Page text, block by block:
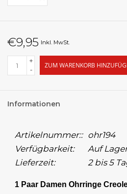
€9,95 Inkl. MwSt.
+
-
ZUM WARENKORB
Informationen
Artikelnummer:: ohr194
Verfügbarkeit:
Auf
Lieferzeit:
2 bis 5
1 Paar Damen Ohrringe